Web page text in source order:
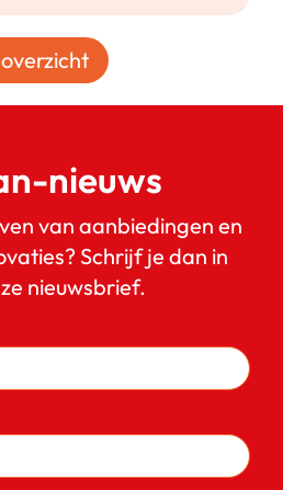
nieuws
van aanbiedingen en
Schrijf je dan in
nieuwsbrief.